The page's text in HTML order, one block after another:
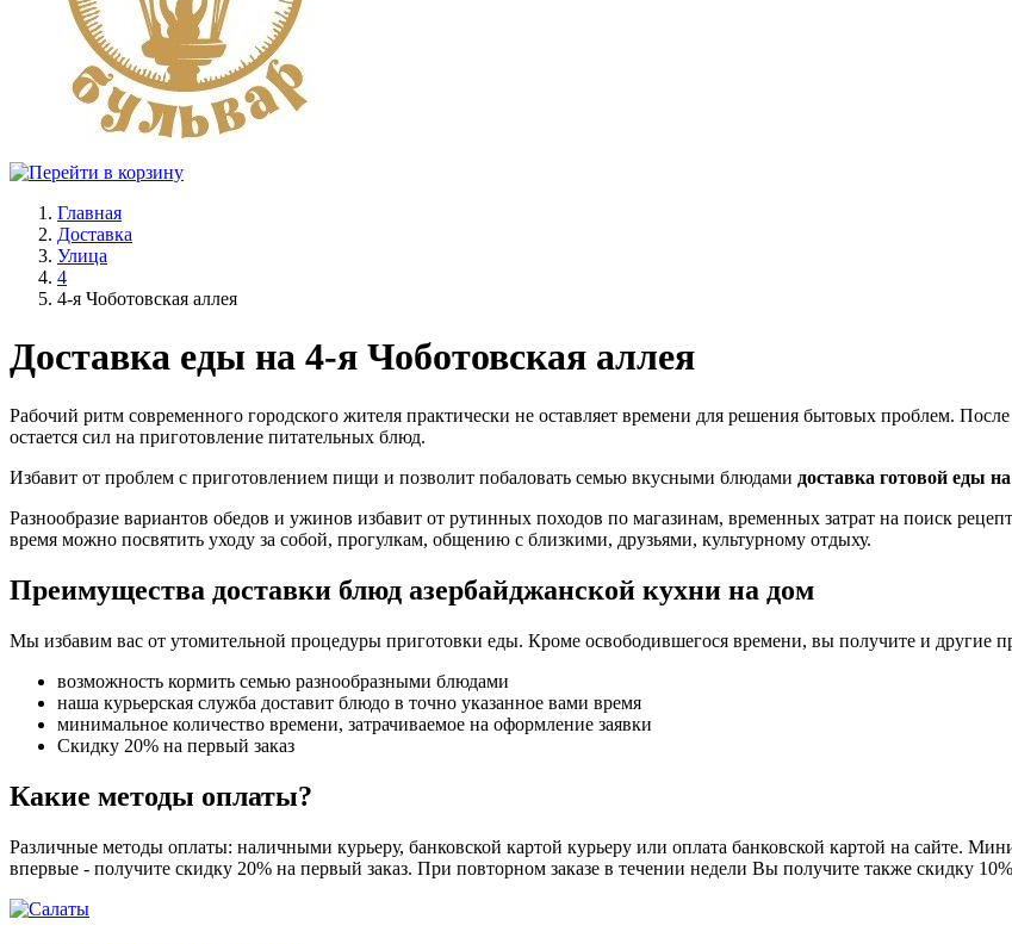
Главная
Доставка
Улица
4
4-я Чоботовская аллея
Доставка еды на 4-я Чоботовская аллея
Рабочий ритм современного городского жителя практически не оставляет времени для решения бытовых проблем.
остается сил на приготовление питательных блюд.
Избавит от проблем с приготовлением пищи и позволит побаловать семью вкусными блюдами доставка готовой еды
Разнообразие вариантов обедов и ужинов избавит от рутинных походов по магазинам, временных затрат на поиск
время можно посвятить уходу за собой, прогулкам, общению с близкими, друзьями, культурному отдыху.
Преимущества доставки блюд азербайджанской кухни на дом
Мы избавим вас от утомительной процедуры приготовки еды. Кроме освободившегося времени, вы получите и другие
возможность кормить семью разнообразными блюдами
наша курьерская служба доставит блюдо в точно указанное вами время
минимальное количество времени, затрачиваемое на оформление заявки
Скидку 20% на первый заказ
Какие методы оплаты?
Различные методы оплаты: наличными курьеру, банковской картой курьеру или оплата банковской картой на сайте.
впервые - получите скидку 20% на первый заказ. При повторном заказе в течении недели Вы получите также скидку